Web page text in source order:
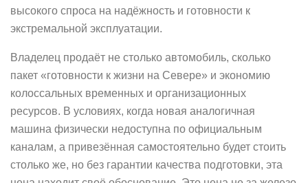
высокого спроса на надёжность и готовности к
экстремальной эксплуатации.
Владелец продаёт не столько автомобиль, сколько
пакет «готовности к жизни на Севере» и экономию
колоссальных временных и организационных
ресурсов. В условиях, когда новая аналогичная
машина физически недоступна по официальным
каналам, а привезённая самостоятельно будет стоить
столько же, но без гарантии качества подготовки, эта